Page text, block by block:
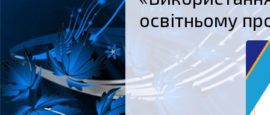
освітньому